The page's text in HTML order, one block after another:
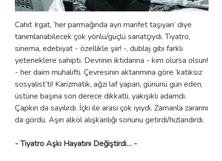
Cahit Irgat, ‘her parmağında ayrı marifet taşıyan’ diye
tanımlanabilecek çok yönlü/güçlü sanatçıydı. Tiyatro,
sinema, edebiyat - özellikle şiir! -, dublaj gibi farklı
yeteneklere sahipti. Devrinin iktidarına - kim olursa olsun!
- her daim muhalifti. Çevresinin aktarımına göre ‘katıksız
sosyalist’ti! Karizmatik, ağzı laf yapan, gününü gün eden,
üstüne başına son derece dikkatli, yakışıklı adamdı.
Çapkın da sayılırdı. İçki ile arası çok iyiydi. Zamanla zararını
da gördü. Aşırı alkol alışkanlığı sonunu getirdi/hızlandırdı.
- Tiyatro Aşkı Hayatını Değiştirdi… -